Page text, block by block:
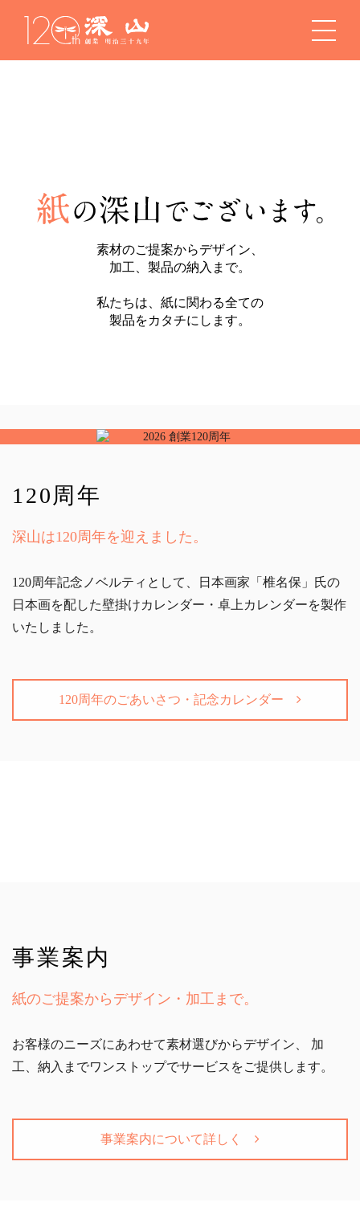
素材のご提案からデザイン、
加工、製品の納入まで。
私たちは、紙に関わる全ての
製品をカタチにします。
120周年
深山は120周年を迎えました。
120周年記念ノベルティとして、日本画家「椎名保」氏の
日本画を配した壁掛けカレンダー・卓上カレンダーを製作
いたしました。
120周年のごあいさつ・記念カレンダー
事業案内
紙のご提案からデザイン・加工まで。
お客様のニーズにあわせて素材選びからデザイン、
加
工、納入までワンストップでサービスをご提供します。
事業案内について詳しく